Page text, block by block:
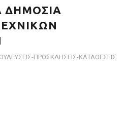
ΔΗΜΟΣΙΑ
ΠΡΟΣΚΛΗΣΕΙΣ-ΚΑΤΑΘΕΣΕΙΣ